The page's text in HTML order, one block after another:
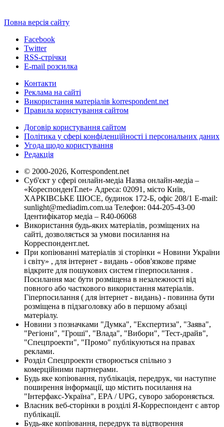
Повна версія сайту
Facebook
Twitter
RSS-стрічки
E-mail розсилка
Контакти
Реклама на сайті
Використання матеріалів korrespondent.net
Правила користування сайтом
Договір користування сайтом
Політика у сфері конфіденційності і персональних даних
Угода щодо користування
Редакція
© 2000-2026, Korrespondent.net
Суб'єкт у сфері онлайн-медіа Назва онлайн-медіа –
«КореспонденТ.net» Адреса: 02091, місто Київ,
ХАРКІВСЬКЕ ШОСЕ, будинок 172-Б, офіс 208/1 E-mail:
sunlight@mediadim.com.ua Телефон: 044-205-43-00
Ідентифікатор медіа – R40-06068
Використання будь-яких матеріалів, розміщених на
сайті, дозволяється за умови посилання на
Корреспондент.net.
При копіюванні матеріалів зі сторінки « Новини України
і світу» , для інтернет - видань - обов'язкове пряме
відкрите для пошукових систем гіперпосилання .
Посилання має бути розміщена в незалежності від
повного або часткового використання матеріалів.
Гіперпосилання ( для інтернет - видань) - повинна бути
розміщена в підзаголовку або в першому абзаці
матеріалу.
Новини з позначками "Думка", "Експертиза", "Заява",
"Регіони", "Гроші", "Влада", "Вибори", "Тест-драйв",
"Спецпроекти", "Промо" публікуються на правах
реклами.
Розділ Спецпроекти створюється спільно з
комерційними партнерами.
Будь яке копіювання, публікація, передрук, чи наступне
поширення інформації, що містить посилання на
"Інтерфакс-Україна", EPA / UPG, суворо забороняється.
Власник веб-сторінки в розділі Я-Корреспондент є автор
публікації.
Будь-яке копіювання, передрук та відтворення